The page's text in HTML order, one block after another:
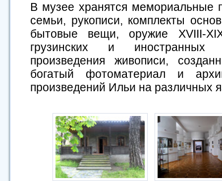
В музее хранятся мемориальные
семьи, рукописи, комплекты
бытовые вещи, оружие XVIII-
грузинских и иностранных
произведения живописи,
богатый фотоматериал и
произведений Ильи на различных